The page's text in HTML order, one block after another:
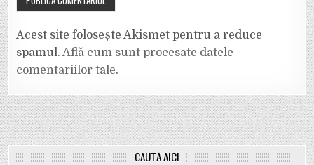
Acest site folosește Akismet pentru a reduce
spamul.Află cum sunt procesate datele
comentariilor tale.
CAUTĂ AICI